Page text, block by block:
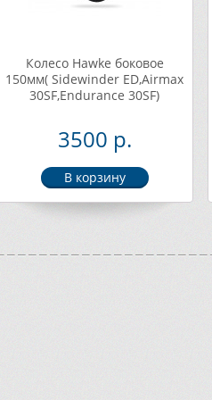
Колесо Hawke боковое
150мм( Sidewinder ED,Airmax
30SF,Endurance 30SF)
3500 р.